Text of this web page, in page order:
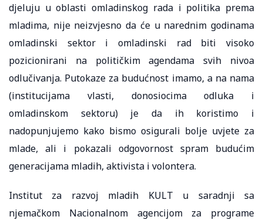
djeluju u oblasti omladinskog rada i politika prema
mladima, nije neizvjesno da će u narednim godinama
omladinski sektor i omladinski rad biti visoko
pozicionirani na političkim agendama svih nivoa
odlučivanja. Putokaze za budućnost imamo, a na nama
(institucijama vlasti, donosiocima odluka i
omladinskom sektoru) je da ih koristimo i
nadopunjujemo kako bismo osigurali bolje uvjete za
mlade, ali i pokazali odgovornost spram budućim
generacijama mladih, aktivista i volontera.
Institut za razvoj mladih KULT u saradnji sa
njemačkom Nacionalnom agencijom za programe